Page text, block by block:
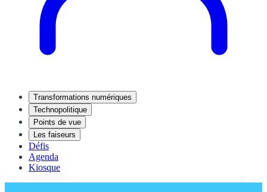
Transformations numériques
Technopolitique
Points de vue
Les faiseurs
Défis
Agenda
Kiosque